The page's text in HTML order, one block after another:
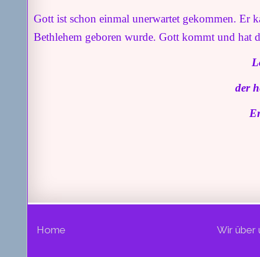
Gott ist schon einmal unerwartet gekommen. Er
Bethlehem geboren wurde. Gott kommt und
der
Home Wir über